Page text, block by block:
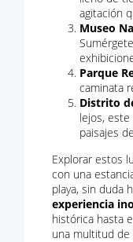
agitación
Museo
Parque
caminata
Distrito
lejos,
paisajes
Explorar estos
con una
playa, sin duda
experiencia
histórica hasta
una multitud de